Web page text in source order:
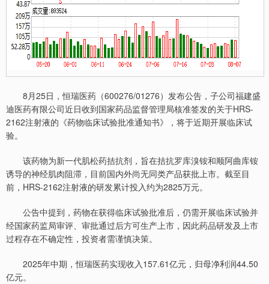
8月25日，恒瑞医药（600276/01276）发布公告，子公司福建盛
迪医药有限公司近日收到国家药品监督管理局核准签发的关于HRS-
2162注射液的《药物临床试验批准通知书》，将于近期开展临床试
验。
该药物为新一代肌松药拮抗剂，旨在拮抗罗库溴铵和顺阿曲库铵
诱导的神经肌肉阻滞，目前国内外尚无同类产品获批上市。截至目
前，HRS-2162注射液的研发累计投入约为2825万元。
公告中提到，药物在获得临床试验批准后，仍需开展临床试验并
经国家药监局审评、审批通过后方可生产上市，因此药品研发及上市
过程存在不确定性，投资者需谨慎决策。
2025年中期，恒瑞医药实现收入157.61亿元，归母净利润44.50
亿元。